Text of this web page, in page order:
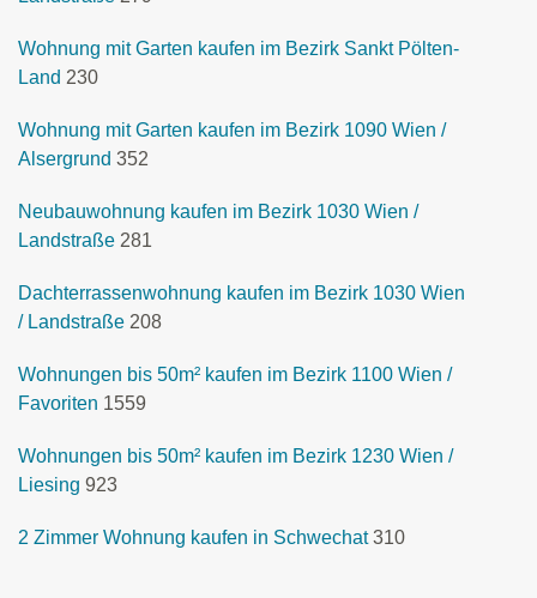
Wohnung mit Garten kaufen im Bezirk Sankt Pölten-
Land 230
Wohnung mit Garten kaufen im Bezirk 1090 Wien /
Alsergrund 352
Neubauwohnung kaufen im Bezirk 1030 Wien /
Landstraße 281
Dachterrassenwohnung kaufen im Bezirk 1030 Wien
/ Landstraße 208
Wohnungen bis 50m² kaufen im Bezirk 1100 Wien /
Favoriten 1559
Wohnungen bis 50m² kaufen im Bezirk 1230 Wien /
Liesing 923
2 Zimmer Wohnung kaufen in Schwechat 310